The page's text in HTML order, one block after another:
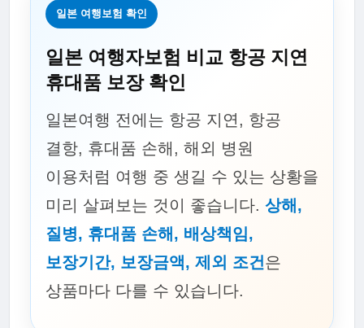
일본 여행보험 확인
일본 여행자보험 비교 항공 지연
휴대품 보장 확인
일본여행 전에는 항공 지연, 항공
결항, 휴대품 손해, 해외 병원
이용처럼 여행 중 생길 수 있는 상황을
미리 살펴보는 것이 좋습니다. 상해,
질병, 휴대품 손해, 배상책임,
보장기간, 보장금액, 제외 조건은
상품마다 다를 수 있습니다.